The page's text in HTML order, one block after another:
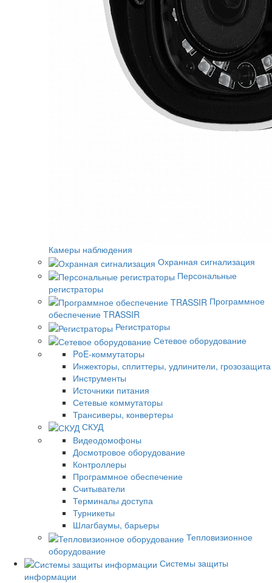
Камеры наблюдения
Охранная сигнализация
Персональные
регистраторы
Программное
обеспечение TRASSIR
Регистраторы
Сетевое оборудование
PoE-коммутаторы
Инжекторы, сплиттеры, удлинители, грозозащита
Инструменты
Источники питания
Сетевые коммутаторы
Трансиверы, конвертеры
СКУД
Видеодомофоны
Досмотровое оборудование
Контроллеры
Программное обеспечение
Считыватели
Терминалы доступа
Турникеты
Шлагбаумы, барьеры
Тепловизионное
оборудование
Системы защиты
информации